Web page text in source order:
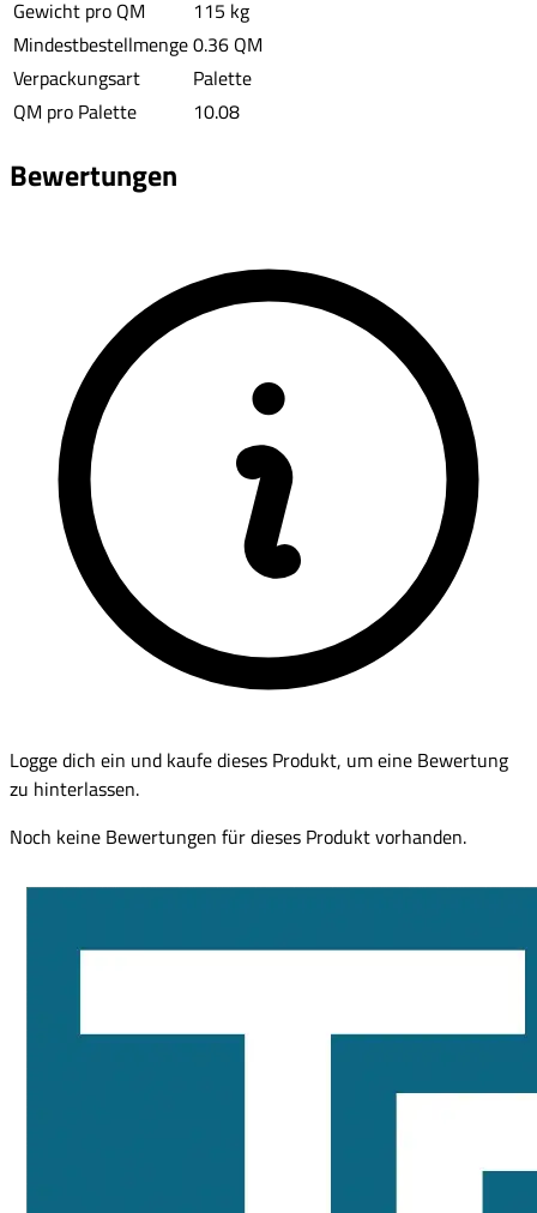
Gewicht pro QM
115 kg
Mindestbestellmenge0.36 QM
Verpackungsart
Palette
QM pro Palette
10.08
Bewertungen
Logge dich ein und kaufe dieses Produkt, um eine Bewertung
zu hinterlassen.
Noch keine Bewertungen für dieses Produkt vorhanden.